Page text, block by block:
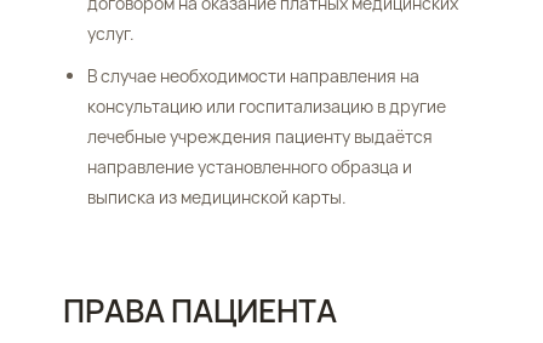
услуг.
В случае необходимости направления на
консультацию или госпитализацию в другие
лечебные учреждения пациенту выдаётся
направление установленного образца и
выписка из медицинской карты.
ПРАВА ПАЦИЕНТА